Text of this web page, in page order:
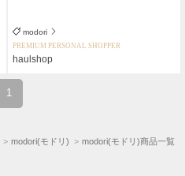
modori
PREMIUM PERSONAL SHOPPER
haulshop
1
modori(モドリ) modori(モドリ)商品一覧